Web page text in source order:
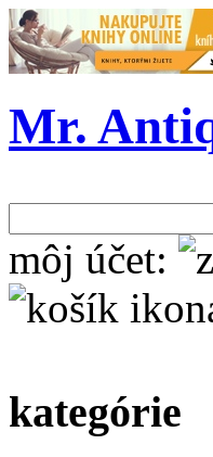
Mr.
môj účet:
kategórie